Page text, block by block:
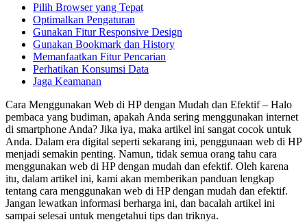
Pilih Browser yang Tepat
Optimalkan Pengaturan
Gunakan Fitur Responsive Design
Gunakan Bookmark dan History
Memanfaatkan Fitur Pencarian
Perhatikan Konsumsi Data
Jaga Keamanan
Cara Menggunakan Web di HP dengan Mudah dan Efektif – Halo
pembaca yang budiman, apakah Anda sering menggunakan internet
di smartphone Anda? Jika iya, maka artikel ini sangat cocok untuk
Anda. Dalam era digital seperti sekarang ini, penggunaan web di HP
menjadi semakin penting. Namun, tidak semua orang tahu cara
menggunakan web di HP dengan mudah dan efektif. Oleh karena
itu, dalam artikel ini, kami akan memberikan panduan lengkap
tentang cara menggunakan web di HP dengan mudah dan efektif.
Jangan lewatkan informasi berharga ini, dan bacalah artikel ini
sampai selesai untuk mengetahui tips dan triknya.